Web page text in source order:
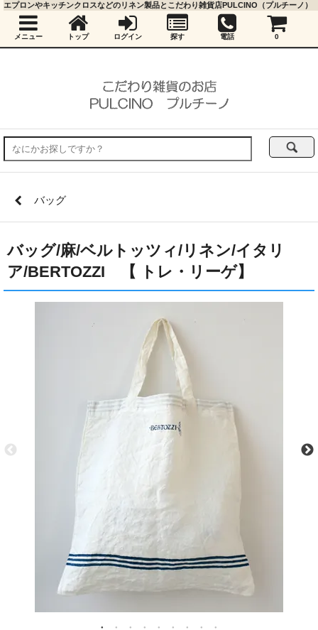
バッグ
バッグ/麻/ベルトッツィ/リネン/イタリ
ア/BERTOZZI 【 トレ・リーゲ】
エプロンやキッチンクロスなどのリネン製品とこだわり雑貨店PULCINO（プルチーノ）
メニュー トップ ログイン 探す 電話 0